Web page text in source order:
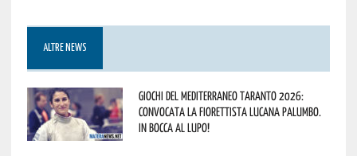
ALTRE NEWS
Giochi del Mediterraneo Taranto 2026:
convocata la fiorettista lucana Palumbo.
In bocca al lupo!